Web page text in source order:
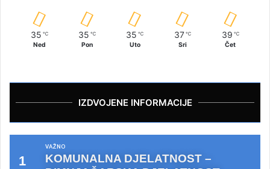
35 ℃
Ned
35 ℃
Pon
35 ℃
Uto
37 ℃
Sri
39 ℃
Čet
IZDVOJENE INFORMACIJE
VAŽNO
KOMUNALNA DJELATNOST –